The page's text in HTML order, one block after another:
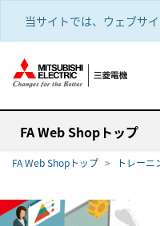
当サイトでは、ウェブサ
FA Web Shopトップ
FA Web Shopトップ トレーニ